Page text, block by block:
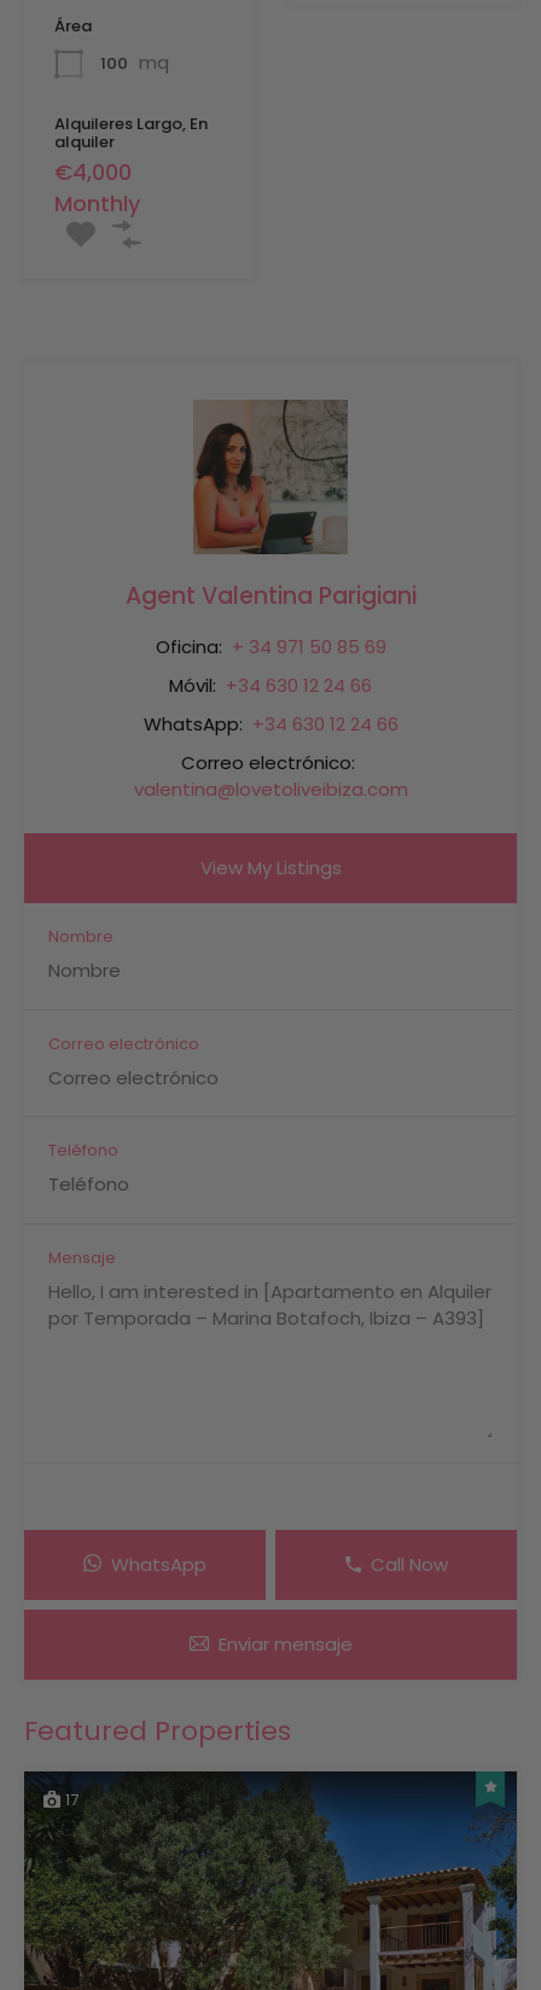
Área
100 mq
Alquileres Largo, En
alquiler
€4,000
Monthly
Agent Valentina Parigiani
Oficina: + 34 971 50 85 69
Móvil: +34 630 12 24 66
WhatsApp: +34 630 12 24 66
Correo electrónico:
valentina@lovetoliveibiza.com
View My Listings
Nombre
Correo electrónico
Teléfono
Mensaje
WhatsApp Call Now
Enviar mensaje
Featured Properties
17